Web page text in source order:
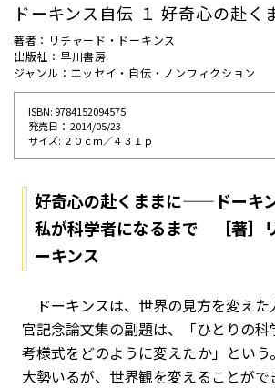
ドーキンス自伝 １ 好奇心の赴く
著者：リチャード・ドーキンス
出版社：早川書房
ジャンル：エッセイ・自伝・ノンフィクション
ISBN: 9784152094575
発売⽇： 2014/05/23
サイズ: ２０ｃｍ／４３１ｐ
好奇心の赴くままに——ドーキ
私が科学者になるまで ［著］
ーキンス
ドーキンスは、世界の見方を変えた
官記念論文集の副題は、「ひとりの
考様式をどのように変えたか」とい
大勢いるが、世界観を変えることが